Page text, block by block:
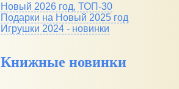
Новый 2026 год, ТОП-30
Подарки на Новый 2025 год
Игрушки 2024 - новинки
Книжные новинки